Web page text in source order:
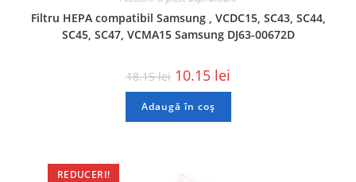
Filtru HEPA compatibil Samsung , VCDC15, SC43, SC44,
SC45, SC47, VCMA15 Samsung DJ63-00672D
18.15lei 10.15 lei
Adaugă în coș
REDUCERI!